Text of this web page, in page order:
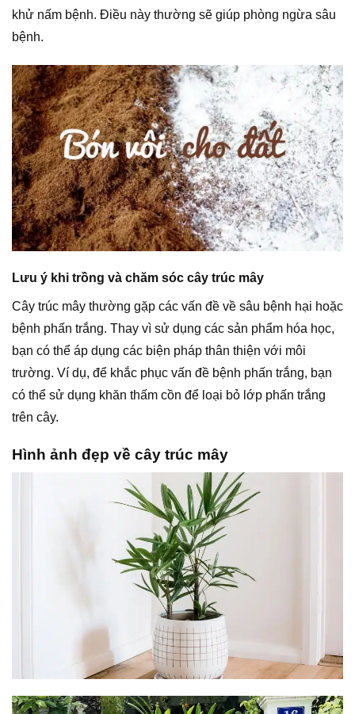
khử nấm bệnh. Điều này thường sẽ giúp phòng ngừa sâu
bệnh.
Lưu ý khi trồng và chăm sóc cây trúc mây
Cây trúc mây thường gặp các vấn đề về sâu bệnh hại hoặc
bệnh phấn trắng. Thay vì sử dụng các sản phẩm hóa học,
bạn có thể áp dụng các biện pháp thân thiện với môi
trường. Ví dụ, để khắc phục vấn đề bệnh phấn trắng, bạn
có thể sử dụng khăn thấm cồn để loại bỏ lớp phấn trắng
trên cây.
Hình ảnh đẹp về cây trúc mây